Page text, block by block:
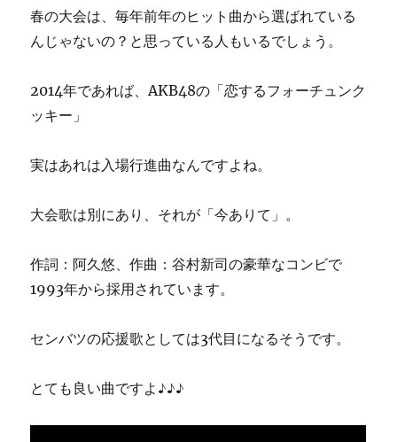
春の大会は、毎年前年のヒット曲から選ばれている
んじゃないの？と思っている人もいるでしょう。
2014年であれば、AKB48の「恋するフォーチュンク
ッキー」
実はあれは入場行進曲なんですよね。
大会歌は別にあり、それが「今ありて」。
作詞：阿久悠、作曲：谷村新司の豪華なコンビで
1993年から採用されています。
センバツの応援歌としては3代目になるそうです。
とても良い曲ですよ♪♪♪